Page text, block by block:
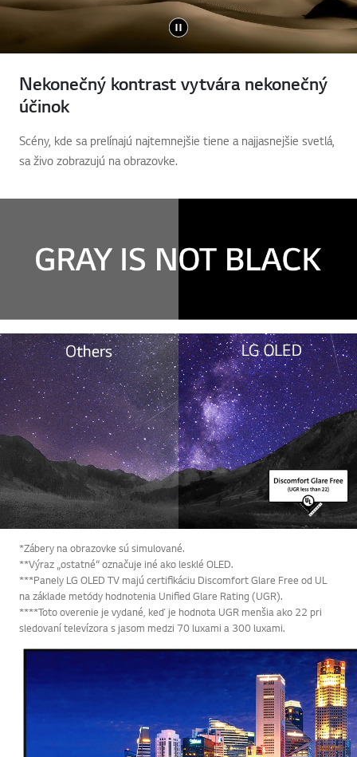
Nekonečný kontrast vytvára nekonečný
účinok
Scény, kde sa prelínajú najtemnejšie tiene a najjasnejšie svetlá,
*Zábery na obrazovke sú simulované.
**Výraz „ostatné“ označuje iné ako lesklé OLED.
***Panely LG OLED TV majú certifikáciu Discomfort Glare Free od UL
na základe metódy hodnotenia Unified Glare Rating (UGR).
sledovaní televízora s jasom medzi 70 luxami a 300 luxami.